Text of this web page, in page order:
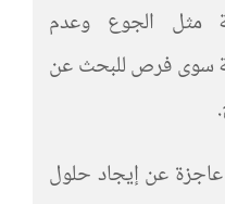
مثل الجوع وعدم
سوى فرص للبحث عن
عاجزة عن إيجاد حلول